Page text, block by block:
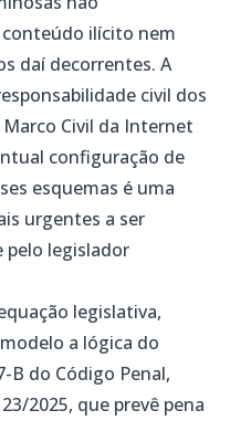
ilícito nem
daí decorrentes. A
civil dos
Civil da Internet
configuração de
esquemas é uma
urgentes a ser
legislador
legislativa,
a lógica do
B do Código Penal,
2025, que prevê pena